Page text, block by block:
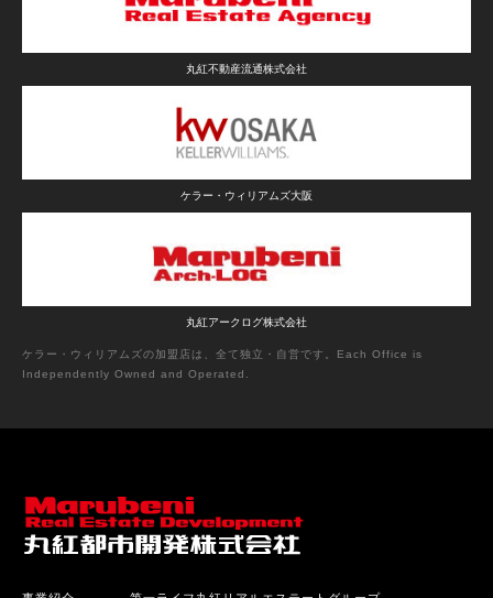
丸紅不動産流通株式会社
ケラー・ウィリアムズ大阪
丸紅アークログ株式会社
ケラー・ウィリアムズの加盟店は、全て独立・自営です。Each Office is
Independently Owned and Operated.